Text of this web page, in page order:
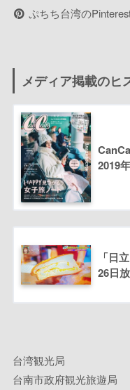
ぷちち台湾の
メディア掲載のヒ
2019
「日
26日
台湾観光局
台南市政府観光旅遊局